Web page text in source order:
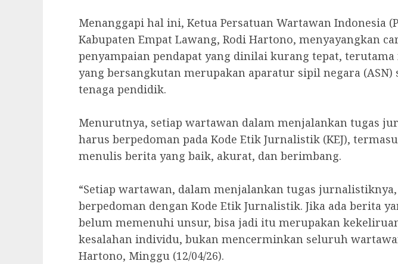
‎Menanggapi hal ini, Ketua Persatuan Wartawan Indonesia
Kabupaten Empat Lawang, Rodi Hartono, menyayangkan
penyampaian pendapat yang dinilai kurang tepat,
yang bersangkutan merupakan aparatur sipil negara (ASN)
tenaga pendidik.
‎Menurutnya, setiap wartawan dalam menjalankan tugas
harus berpedoman pada Kode Etik Jurnalistik (KEJ),
menulis berita yang baik, akurat, dan berimbang.
‎“Setiap wartawan, dalam menjalankan tugas
berpedoman dengan Kode Etik Jurnalistik. Jika ada berita
belum memenuhi unsur, bisa jadi itu merupakan
kesalahan individu, bukan mencerminkan seluruh
Hartono, Minggu (12/04/26).